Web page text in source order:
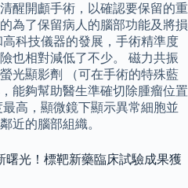
醒開顱手術，以確認要保留的重
為了保留病人的腦部功能及將損
科技儀器的發展，手術精準度
也相對減低了不少。 磁力共振
光顯影劑 （可在手術的特殊藍
能夠幫助醫生準確切除腫瘤位置
高，顯微鏡下顯示異常細胞並
近的腦部組織。
曙光！標靶新藥臨床試驗成果獲